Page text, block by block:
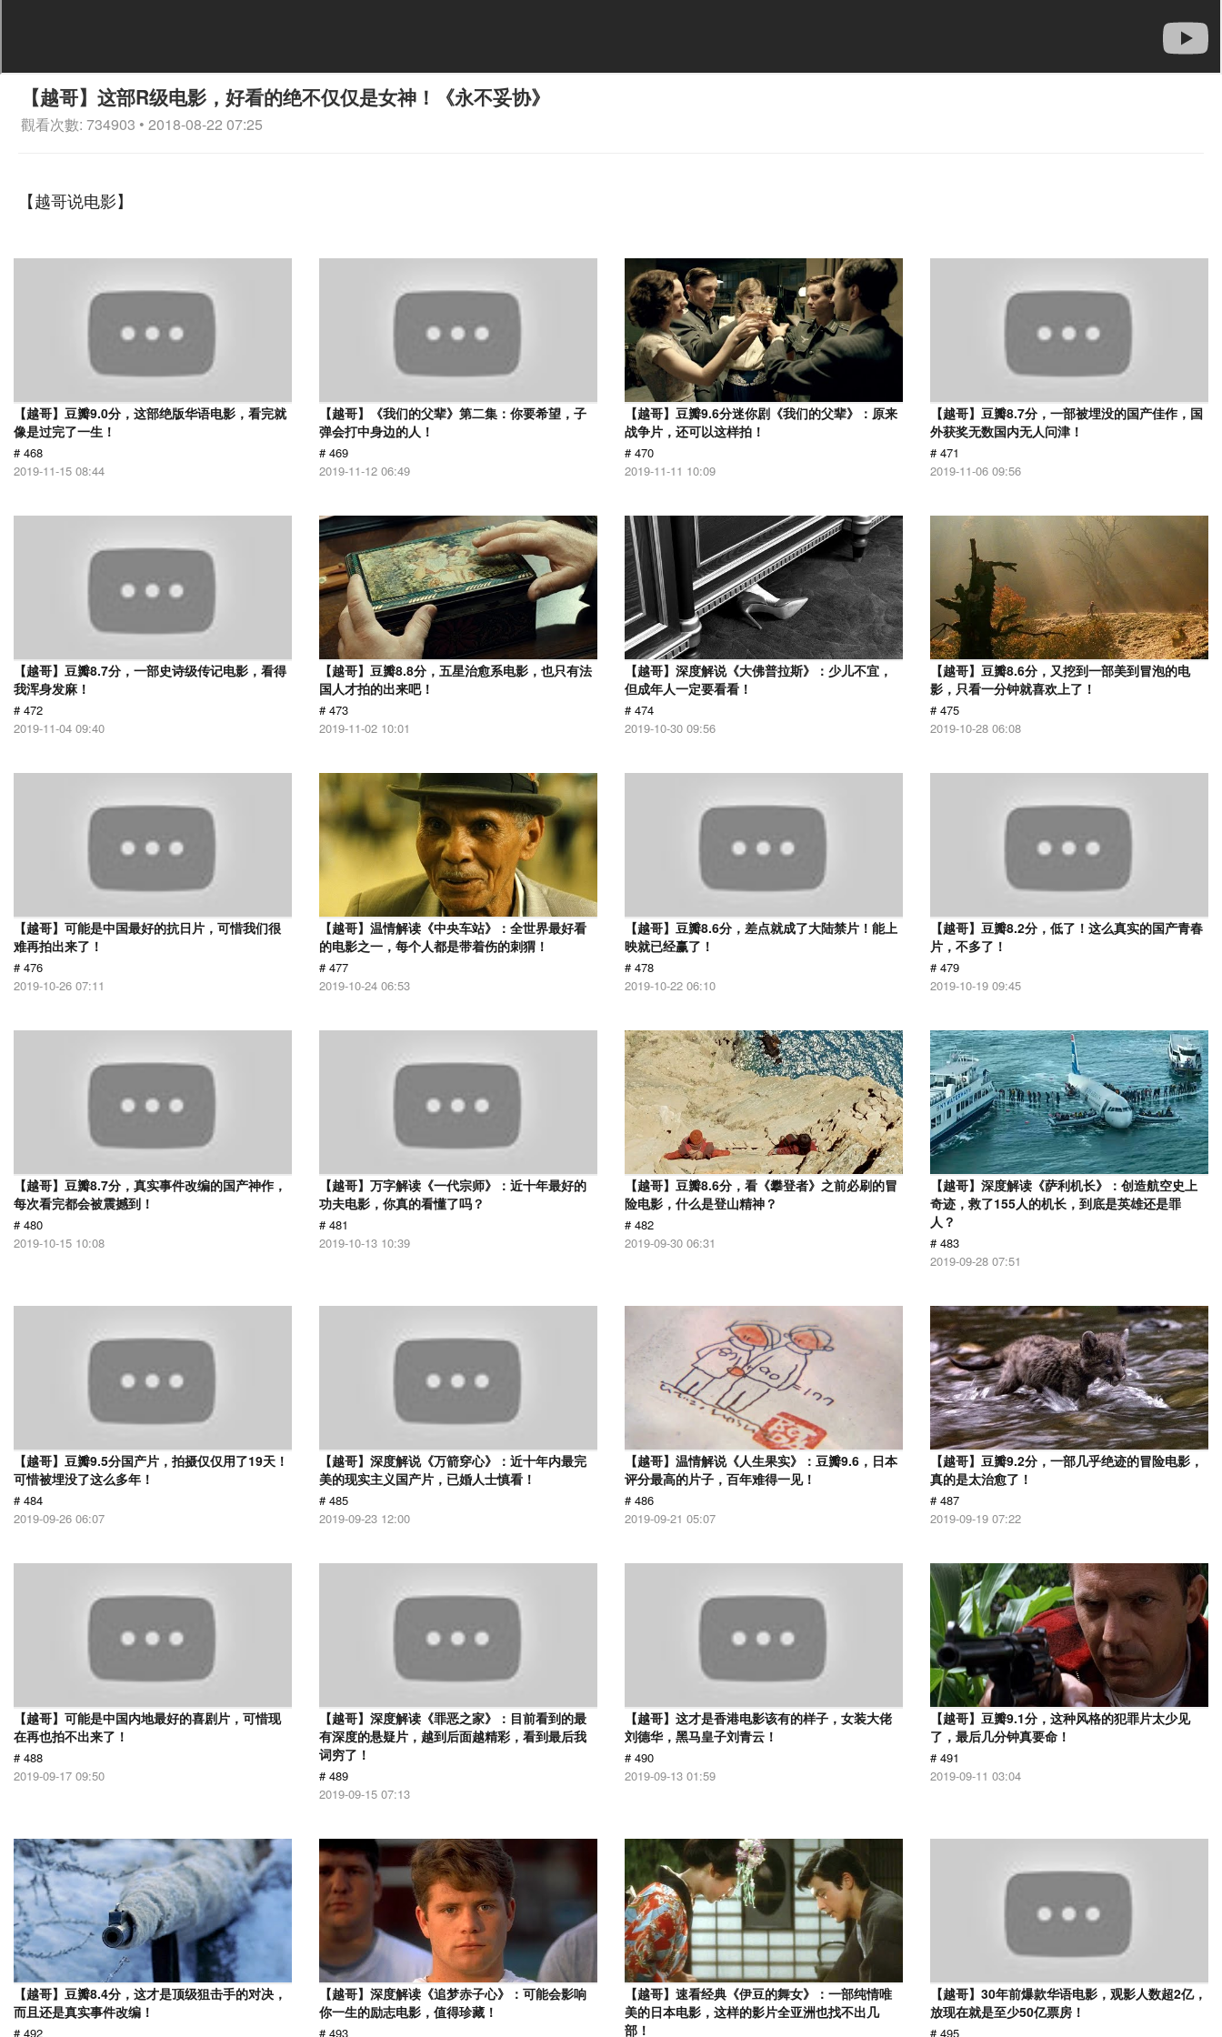
【越哥】这部R级电影，好看的绝不仅仅是女神！《永不妥协》
觀看次數: 734903 • 2018-08-22 07:25
【越哥说电影】
【越哥】豆瓣9.0分，这部绝版华语电影，看完就
像是过完了一生！
# 468
2019-11-15 08:44
【越哥】《我们的父辈》第二集：你要希望，子
弹会打中身边的人！
# 469
2019-11-12 06:49
【越哥】豆瓣9.6分迷你剧《我们的父辈》：原来
战争片，还可以这样拍！
# 470
2019-11-11 10:09
【越哥】豆瓣8.7分，一部被埋没的国产佳作，国
外获奖无数国内无人问津！
# 471
2019-11-06 09:56
【越哥】豆瓣8.7分，一部史诗级传记电影，看得
我浑身发麻！
# 472
2019-11-04 09:40
【越哥】豆瓣8.8分，五星治愈系电影，也只有法
国人才拍的出来吧！
# 473
2019-11-02 10:01
【越哥】深度解说《大佛普拉斯》：少儿不宜，
但成年人一定要看看！
# 474
2019-10-30 09:56
【越哥】豆瓣8.6分，又挖到一部美到冒泡的电
影，只看一分钟就喜欢上了！
# 475
2019-10-28 06:08
【越哥】可能是中国最好的抗日片，可惜我们很
难再拍出来了！
# 476
2019-10-26 07:11
【越哥】温情解读《中央车站》：全世界最好看
的电影之一，每个人都是带着伤的刺猬！
# 477
2019-10-24 06:53
【越哥】豆瓣8.6分，差点就成了大陆禁片！能上
映就已经赢了！
# 478
2019-10-22 06:10
【越哥】豆瓣8.2分，低了！这么真实的国产青春
片，不多了！
# 479
2019-10-19 09:45
【越哥】豆瓣8.7分，真实事件改编的国产神作，
每次看完都会被震撼到！
# 480
2019-10-15 10:08
【越哥】万字解读《一代宗师》：近十年最好的
功夫电影，你真的看懂了吗？
# 481
2019-10-13 10:39
【越哥】豆瓣8.6分，看《攀登者》之前必刷的冒
险电影，什么是登山精神？
# 482
2019-09-30 06:31
【越哥】深度解读《萨利机长》：创造航空史上
奇迹，救了155人的机长，到底是英雄还是罪
人？
# 483
2019-09-28 07:51
【越哥】豆瓣9.5分国产片，拍摄仅仅用了19天！
可惜被埋没了这么多年！
# 484
2019-09-26 06:07
【越哥】深度解说《万箭穿心》：近十年内最完
美的现实主义国产片，已婚人士慎看！
# 485
2019-09-23 12:00
【越哥】温情解说《人生果实》：豆瓣9.6，日本
评分最高的片子，百年难得一见！
# 486
2019-09-21 05:07
【越哥】豆瓣9.2分，一部几乎绝迹的冒险电影，
真的是太治愈了！
# 487
2019-09-19 07:22
【越哥】可能是中国内地最好的喜剧片，可惜现
在再也拍不出来了！
# 488
2019-09-17 09:50
【越哥】深度解读《罪恶之家》：目前看到的最
有深度的悬疑片，越到后面越精彩，看到最后我
词穷了！
# 489
2019-09-15 07:13
【越哥】这才是香港电影该有的样子，女装大佬
刘德华，黑马皇子刘青云！
# 490
2019-09-13 01:59
【越哥】豆瓣9.1分，这种风格的犯罪片太少见
了，最后几分钟真要命！
# 491
2019-09-11 03:04
【越哥】豆瓣8.4分，这才是顶级狙击手的对决，
而且还是真实事件改编！
# 492
【越哥】深度解读《追梦赤子心》：可能会影响
你一生的励志电影，值得珍藏！
# 493
【越哥】速看经典《伊豆的舞女》：一部纯情唯
美的日本电影，这样的影片全亚洲也找不出几
部！
【越哥】30年前爆款华语电影，观影人数超2亿，
放现在就是至少50亿票房！
# 495